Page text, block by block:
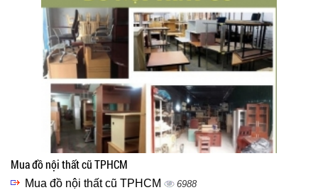
Mua đồ nội thất cũ TPHCM
Mua đồ nội thất cũ TPHCM 6988